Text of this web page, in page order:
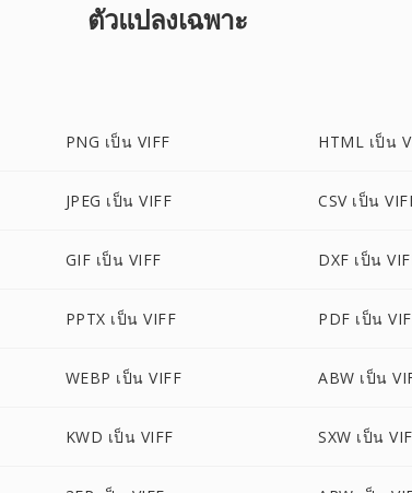
ตัวแปลงเฉพาะ
PNG เป็น VIFF HTML เป็น
JPEG เป็น VIFF CSV เป็น
GIF เป็น VIFF DXF เป็น
PPTX เป็น VIFF PDF เป็น
WEBP เป็น VIFF ABW เป็น
KWD เป็น VIFF SXW เป็น